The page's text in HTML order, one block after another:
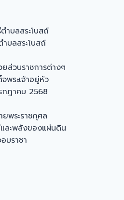
ำบลสระโบสถ์
บลสระโบสถ์
ยส่วนราชการต่างๆ
พระเจ้าอยู่หัว
กฎาคม 2568
พระราชกุศล
ละพลังของแผ่นดิน
มราชา